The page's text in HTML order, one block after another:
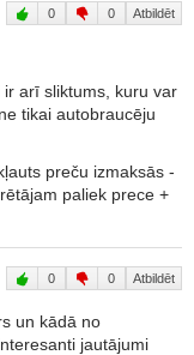
0 0 Atbildēt
arī sliktums, kuru var
tikai autobraucēju
preču izmaksās -
0 0 Atbildēt
un kādā no
jautājumi